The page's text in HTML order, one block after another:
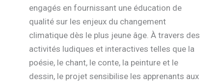
engagés en fournissant une éducation de
qualité sur les enjeux du changement
climatique dès le plus jeune âge. À travers des
activités ludiques et interactives telles que la
poésie, le chant, le conte, la peinture et le
dessin, le projet sensibilise les apprenants aux